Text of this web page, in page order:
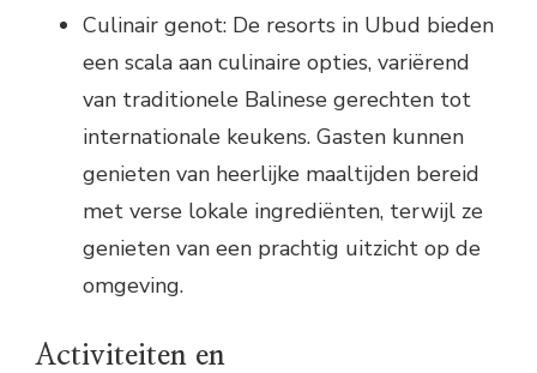
Culinair genot: De resorts in Ubud bieden
een scala aan culinaire opties, variërend
van traditionele Balinese gerechten tot
internationale keukens. Gasten kunnen
genieten van heerlijke maaltijden bereid
met verse lokale ingrediënten, terwijl ze
genieten van een prachtig uitzicht op de
omgeving.
Activiteiten en